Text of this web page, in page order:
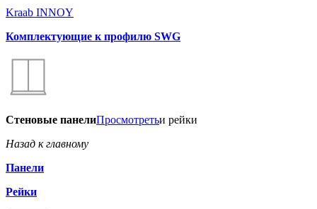
Kraab INNOY
Комплектующие к профилю SWG
Стеновые панелиПросмотретьи рейки
Назад к главному
Панели
Рейки